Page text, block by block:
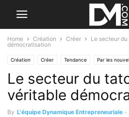
Home Création Créer
Le secteur
démocratisation
Création Créer Tendance Par les
Le secteur du
véritable
By L'équipe Dynamique Entrepreneuriale -